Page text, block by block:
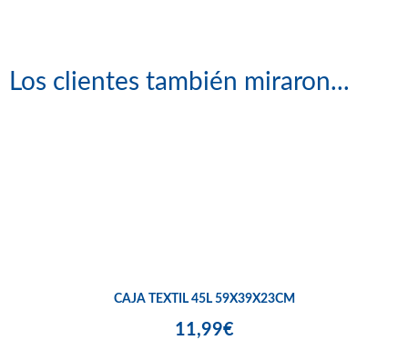
Los clientes también miraron...
CAJA TEXTIL 45L 59X39X23CM
11,99€